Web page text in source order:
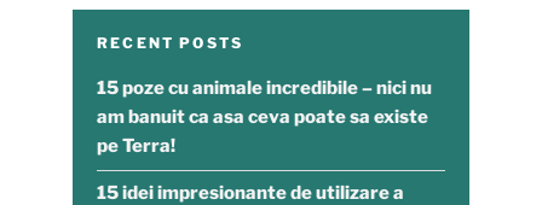
RECENT POSTS
15 poze cu animale incredibile – nici nu
am banuit ca asa ceva poate sa existe
pe Terra!
15 idei impresionante de utilizare a